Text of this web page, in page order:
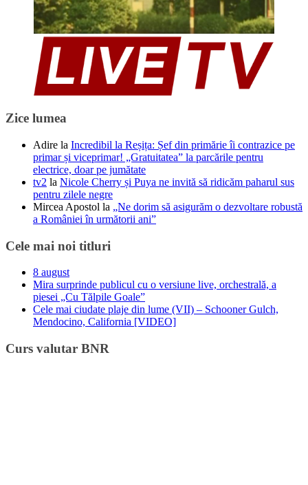
Zice lumea
Adire la Incredibil la Reșița: Șef din primărie îi contrazice pe
primar și viceprimar! „Gratuitatea” la parcările pentru
electrice, doar pe jumătate
tv2 la Nicole Cherry și Puya ne invită să ridicăm paharul sus
pentru zilele negre
Mircea Apostol la „Ne dorim să asigurăm o dezvoltare robustă
a României în următorii ani”
Cele mai noi titluri
8 august
Mira surprinde publicul cu o versiune live, orchestrală, a
piesei „Cu Tălpile Goale”
Cele mai ciudate plaje din lume (VII) – Schooner Gulch,
Mendocino, California [VIDEO]
Curs valutar BNR